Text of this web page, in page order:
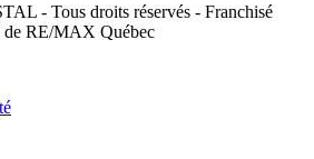
- Tous droits réservés - Franchisé
de RE/MAX Québec